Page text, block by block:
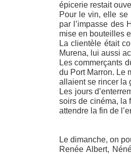
épicerie restait
Pour le vin, elle se
par l’impasse des
mise en bouteilles
La clientèle était
Murena, lui aussi
Les commerçants
du Port Marron. Le
allaient se rincer la
Les jours
soirs de cinéma, la
attendre la fin de
Le dimanche, on
Renée Albert,